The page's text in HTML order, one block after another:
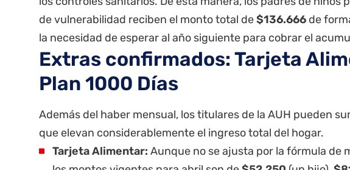
de vulnerabilidad reciben el monto total de$136.666 de
la necesidad de esperar al año siguiente para cobrar el
Extras confirmados: Tarjeta
Plan 1000 Días
Además del haber mensual, los titulares de la AUH pueden
que elevan considerablemente el ingreso total del hogar.
Tarjeta Alimentar: Aunque no se ajusta por la fórmula de